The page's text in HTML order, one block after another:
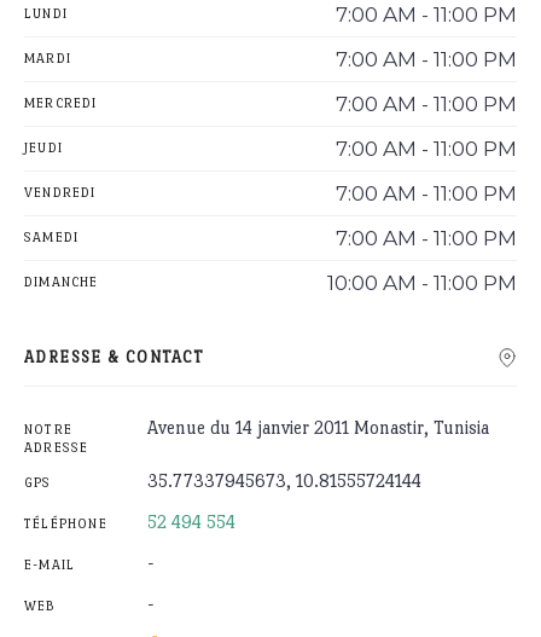
LUNDI 7:00 AM - 11:00 PM
MARDI 7:00 AM - 11:00 PM
MERCREDI 7:00 AM - 11:00 PM
JEUDI 7:00 AM - 11:00 PM
VENDREDI 7:00 AM - 11:00 PM
SAMEDI 7:00 AM - 11:00 PM
DIMANCHE 10:00 AM - 11:00 PM
ADRESSE & CONTACT
NOTRE
ADRESSE
Avenue du 14 janvier 2011 Monastir, Tunisia
GPS 35.77337945673, 10.81555724144
TÉLÉPHONE 52 494 554
E-MAIL -
WEB -